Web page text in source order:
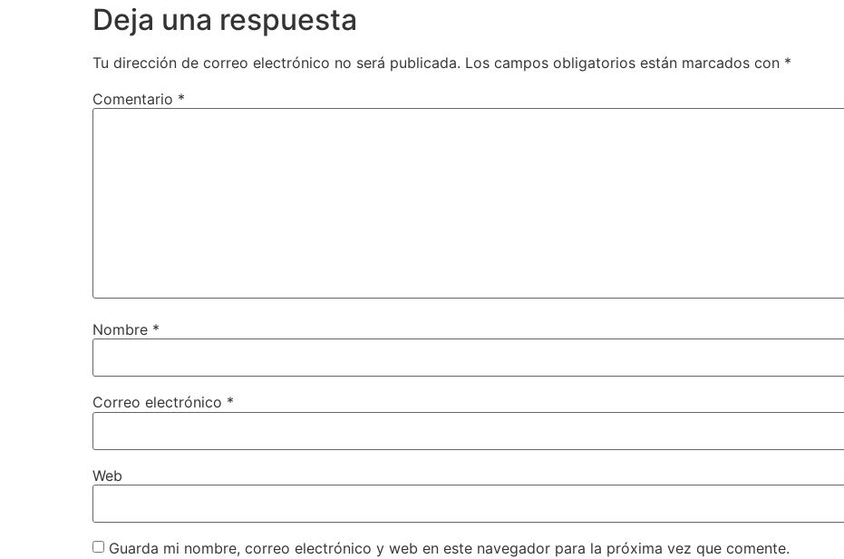
Deja una respuesta
Tu dirección de correo electrónico no será publicada. Los campos obligatorios están marcados con *
Comentario *
Nombre *
Correo electrónico *
Web
Guarda mi nombre, correo electrónico y web en este navegador para la próxima vez que comente.